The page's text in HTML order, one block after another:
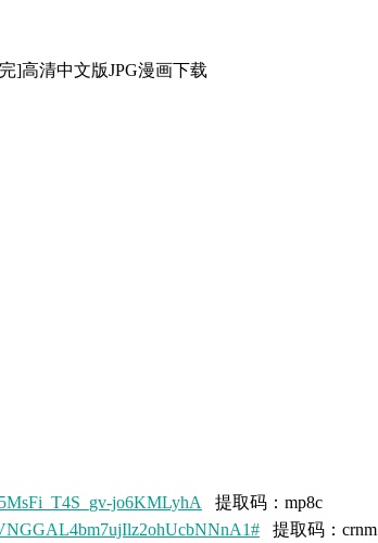
jo6KMLyhA
提取码：mp8c
提取码：crnm